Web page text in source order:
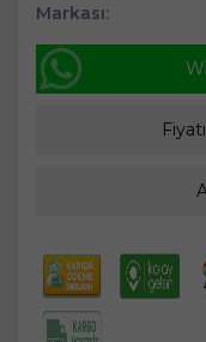
Markası: